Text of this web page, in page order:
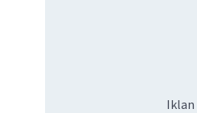
Iklan